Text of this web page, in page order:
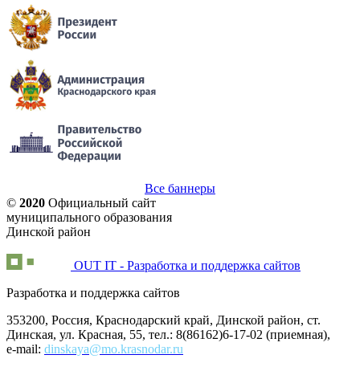
Все баннеры
© 2020 Официальный сайт
муниципального образования
Динской район
OUT IT - Разработка и поддержка сайтов
Разработка и поддержка сайтов
353200, Россия, Краснодарский край, Динской район, ст.
Динская, ул. Красная, 55, тел.: 8(86162)6-17-02 (приемная),
e-mail: dinskaya@mo.krasnodar.ru